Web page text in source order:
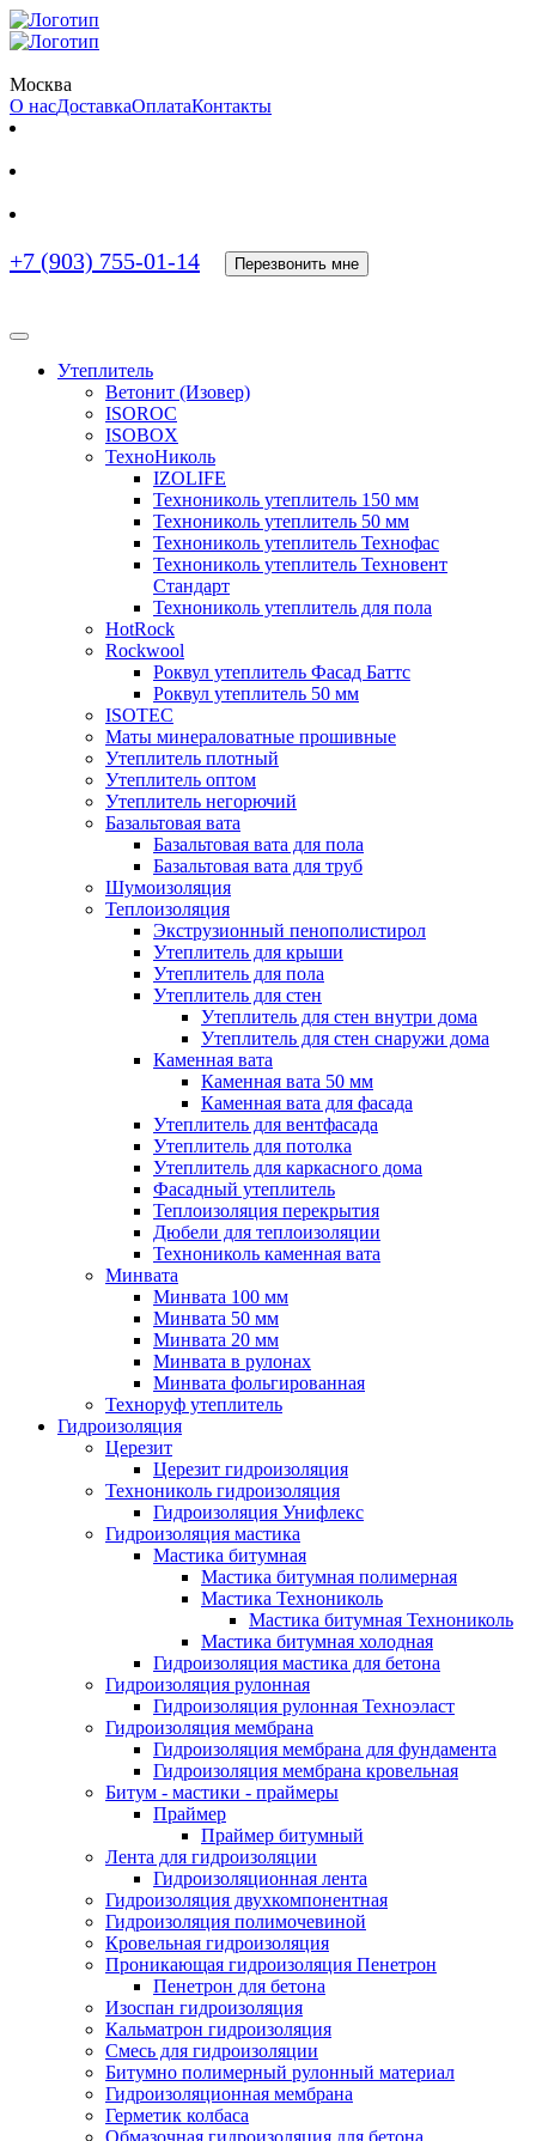
Москва
О насДоставкаОплатаКонтакты
+7 (903) 755-01-14 Перезвонить мне
Утеплитель
Ветонит (Изовер)
ISOROC
ISOBOX
ТехноНиколь
IZOLIFE
Технониколь утеплитель 150 мм
Технониколь утеплитель 50 мм
Технониколь утеплитель Технофас
Технониколь утеплитель Техновент
Стандарт
Технониколь утеплитель для пола
HotRock
Rockwool
Роквул утеплитель Фасад Баттс
Роквул утеплитель 50 мм
ISOTEC
Маты минераловатные прошивные
Утеплитель плотный
Утеплитель оптом
Утеплитель негорючий
Базальтовая вата
Базальтовая вата для пола
Базальтовая вата для труб
Шумоизоляция
Теплоизоляция
Экструзионный пенополистирол
Утеплитель для крыши
Утеплитель для пола
Утеплитель для стен
Утеплитель для стен внутри дома
Утеплитель для стен снаружи дома
Каменная вата
Каменная вата 50 мм
Каменная вата для фасада
Утеплитель для вентфасада
Утеплитель для потолка
Утеплитель для каркасного дома
Фасадный утеплитель
Теплоизоляция перекрытия
Дюбели для теплоизоляции
Технониколь каменная вата
Минвата
Минвата 100 мм
Минвата 50 мм
Минвата 20 мм
Минвата в рулонах
Минвата фольгированная
Техноруф утеплитель
Гидроизоляция
Церезит
Церезит гидроизоляция
Технониколь гидроизоляция
Гидроизоляция Унифлекс
Гидроизоляция мастика
Мастика битумная
Мастика битумная полимерная
Мастика Технониколь
Мастика битумная Технониколь
Мастика битумная холодная
Гидроизоляция мастика для бетона
Гидроизоляция рулонная
Гидроизоляция рулонная Техноэласт
Гидроизоляция мембрана
Гидроизоляция мембрана для фундамента
Гидроизоляция мембрана кровельная
Битум - мастики - праймеры
Праймер
Праймер битумный
Лента для гидроизоляции
Гидроизоляционная лента
Гидроизоляция двухкомпонентная
Гидроизоляция полимочевиной
Кровельная гидроизоляция
Проникающая гидроизоляция Пенетрон
Пенетрон для бетона
Изоспан гидроизоляция
Кальматрон гидроизоляция
Смесь для гидроизоляции
Битумно полимерный рулонный материал
Гидроизоляционная мембрана
Герметик колбаса
Обмазочная гидроизоляция для бетона